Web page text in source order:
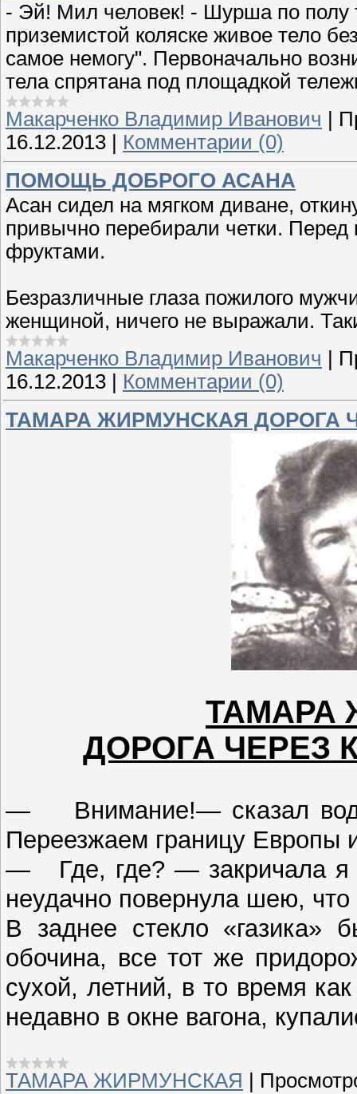
- Эй! Мил человек! - Шурша по полу
приземистой коляске живое тело
самое немогу". Первоначально
тела спрятана под площадкой
Макарченко Владимир Иванович
16.12.2013
Комментарии (0)
ПОМОЩЬ ДОБРОГО АСАНА
Асан сидел на мягком диване,
привычно перебирали четки. Перед
фруктами.
Безразличные глаза пожилого
женщиной, ничего не выражали.
Макарченко Владимир Иванович
16.12.2013
Комментарии (0)
ТАМАРА ЖИРМУНСКАЯ ДОРОГА
ТАМАРА
ДОРОГА ЧЕРЕЗ
— Внимание!— сказал
Переезжаем границу Европы
— Где, где? — закричала я
неудачно повернула шею,
В заднее стекло «газика»
обочина, все тот же
сухой, летний, в то время
недавно в окне вагона,
ТАМАРА ЖИРМУНСКАЯ |